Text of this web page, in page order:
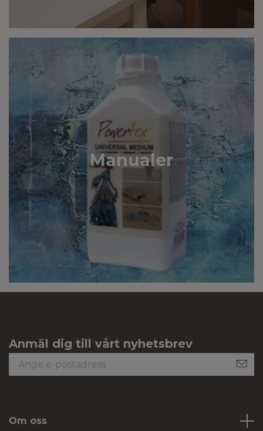
Manualer
Anmäl dig till vårt nyhetsbrev
Om oss